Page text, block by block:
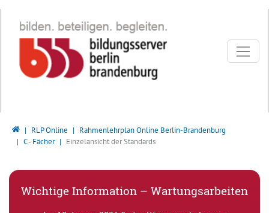
Bildungsserver Berlin - Brandenburg
RLP Online
Rahmenlehrplan Online Berlin-Brandenburg
C - Fächer
Einzelansicht der Standards
Wichtige Information – Wartungsarbeiten